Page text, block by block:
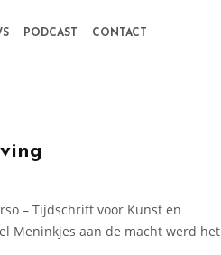
PODCAST CONTACT
– Tijdschrift voor Kunst en
Meninkjes aan de macht werd het